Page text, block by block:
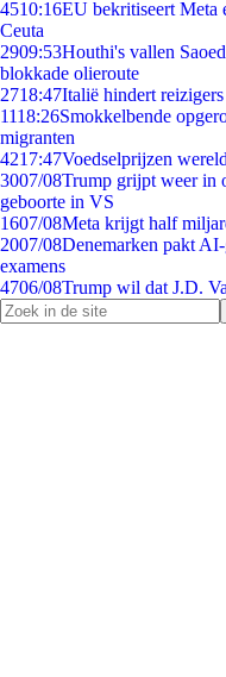
4510:16EU bekritiseert Meta
Ceuta
2909:53Houthi's vallen
blokkade olieroute
2718:47Italië hindert
1118:26Smokkelbende
migranten
4217:47Voedselprijzen
3007/08Trump grijpt weer in
geboorte in VS
1607/08Meta krijgt half
2007/08Denemarken pakt
examens
4706/08Trump wil dat J.D.